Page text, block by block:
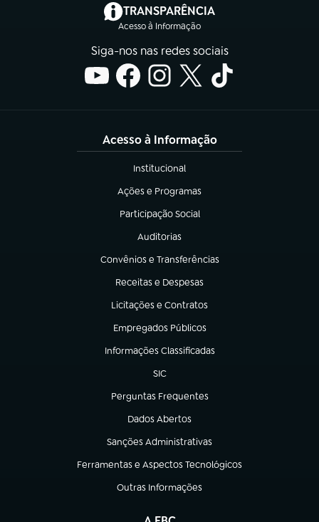
TRANSPARÊNCIA
Acesso à Informação
(abre em nova aba)
Siga-nos nas redes sociais
Acesso à Informação
Institucional
(abre em nova aba)
Ações e Programas
(abre em nova aba)
Participação Social
(abre em nova aba)
Auditorias
(abre em nova aba)
Convênios e Transferências
(abre em nova aba)
Receitas e Despesas
(abre em nova aba)
Licitações e Contratos
(abre em nova aba)
Empregados Públicos
(abre em nova aba)
Informações Classificadas
(abre em nova aba)
SIC
(abre em nova aba)
Perguntas Frequentes
(abre em nova aba)
Dados Abertos
(abre em nova aba)
Sanções Administrativas
(abre em nova aba)
Ferramentas e Aspectos Tecnológicos
(abre em nova aba)
Outras Informações
(abre em nova aba)